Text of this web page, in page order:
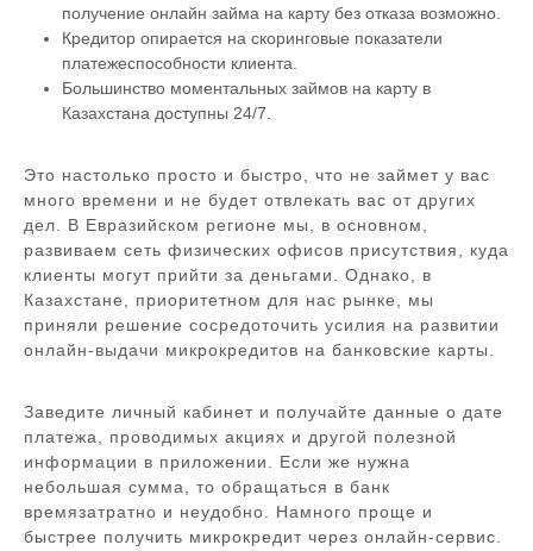
получение онлайн займа на карту без отказа возможно.
Кредитор опирается на скоринговые показатели
платежеспособности клиента.
Большинство моментальных займов на карту в
Казахстанa доступны 24/7.
Это настолько просто и быстро, что не займет у вас
много времени и не будет отвлекать вас от других
дел. В Евразийском регионе мы, в основном,
развиваем сеть физических офисов присутствия, куда
клиенты могут прийти за деньгами. Однако, в
Казахстане, приоритетном для нас рынке, мы
приняли решение сосредоточить усилия на развитии
онлайн-выдачи микрокредитов на банковские карты.
Заведите личный кабинет и получайте данные о дате
платежа, проводимых акциях и другой полезной
информации в приложении. Если же нужна
небольшая сумма, то обращаться в банк
времязатратно и неудобно. Намного проще и
быстрее получить микрокредит через онлайн-сервис.